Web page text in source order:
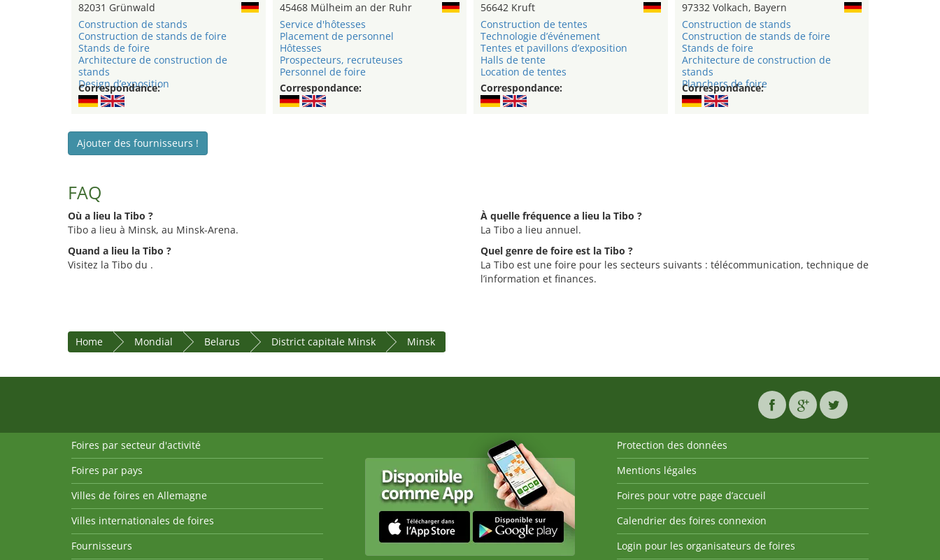
82031 Grünwald
Construction de stands
Construction de stands de foire
Stands de foire
Architecture de construction de
stands
Design d’exposition
Correspondance:
45468 Mülheim an der Ruhr
Service d'hôtesses
Placement de personnel
Hôtesses
Prospecteurs, recruteuses
Personnel de foire
Correspondance:
56642 Kruft
Construction de tentes
Technologie d’événement
Tentes et pavillons d’exposition
Halls de tente
Location de tentes
Correspondance:
97332 Volkach, Bayern
Construction de stands
Construction de stands de foire
Stands de foire
Architecture de construction de
stands
Planchers de foire
Correspondance:
Ajouter des fournisseurs !
FAQ
Où a lieu la Tibo ?
Tibo a lieu à Minsk, au Minsk-Arena.
Quand a lieu la Tibo ?
Visitez la Tibo du .
À quelle fréquence a lieu la Tibo ?
La Tibo a lieu annuel.
Quel genre de foire est la Tibo ?
La Tibo est une foire pour les secteurs suivants : télécommunication, technique de
l’information et finances.
Home Mondial Belarus District capitale Minsk Minsk
Foires par secteur d'activité
Foires par pays
Villes de foires en Allemagne
Villes internationales de foires
Fournisseurs
Protection des données
Mentions légales
Foires pour votre page d’accueil
Calendrier des foires connexion
Login pour les organisateurs de foires